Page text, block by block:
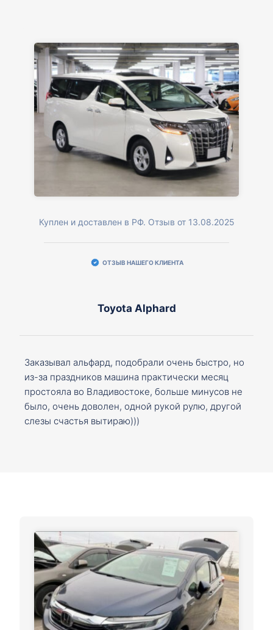
Куплен и доставлен в РФ. Отзыв от 13.08.2025
ОТЗЫВ НАШЕГО КЛИЕНТА
Toyota Alphard
Заказывал альфард, подобрали очень быстро, но
из-за праздников машина практически месяц
простояла во Владивостоке, больше минусов не
было, очень доволен, одной рукой рулю, другой
слезы счастья вытираю)))